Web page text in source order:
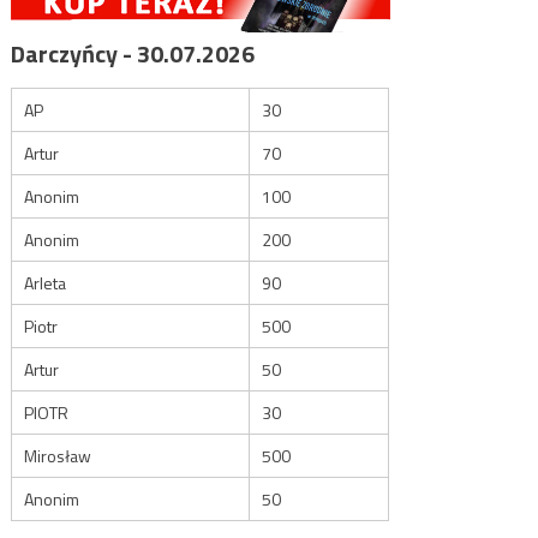
Darczyńcy - 30.07.2026
AP
30
Artur
70
Anonim
100
Anonim
200
Arleta
90
Piotr
500
Artur
50
PIOTR
30
Mirosław
500
Anonim
50